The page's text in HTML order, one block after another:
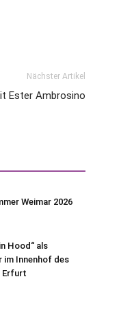
Nächster Artikel
Ester Ambrosino
Weimar 2026
Hood“ als
im Innenhof des
Erfurt